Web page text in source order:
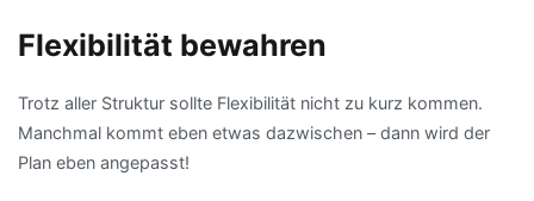
Flexibilität bewahren
Trotz aller Struktur sollte Flexibilität nicht zu kurz kommen.
Manchmal kommt eben etwas dazwischen – dann wird der
Plan eben angepasst!